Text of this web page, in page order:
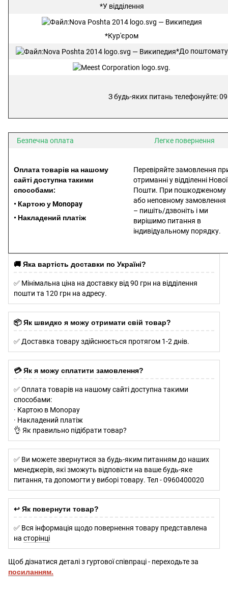
*У відділення
*Кур'єром
*До поштомату
З будь-яких питань телефонуйте:
Безпечна оплата Легке повернення
Оплата товарів на нашому
сайті доступна такими
способами:
• Картою у Monopay
• Накладений платіж
Перевіряйте замовлення
отриманні у відділенні Нової
Пошти. При пошкодженому
або неповному замовлення
– пишіть/дзвоніть і ми
вирішимо питання в
індивідуальному порядку.
🚚 Яка вартість доставки по Україні?
✅ Мінімальна ціна на доставку від 90 грн на відділення
пошти та 120 грн на адресу.
📦 Як швидко я можу отримати свій товар?
✅ Доставка товару здійснюється протягом 1-2 днів.
💳 Як я можу сплатити замовлення?
✅ Оплата товарів на нашому сайті доступна такими
способами:
· Картою в Monopay
· Накладений платіж
👌 Як правильно підібрати товар?
✅ Ви можете звернутися за будь-яким питанням до наших
менеджерів, які зможуть відповісти на ваше будь-яке
питання, та допомогти у виборі товару. Тел - 0960400020
↩️ Як повернути товар?
✅ Вся інформація щодо повернення товару представлена
на сторінці
Щоб дізнатися деталі з гуртової співпраці - переходьте за
посиланням.